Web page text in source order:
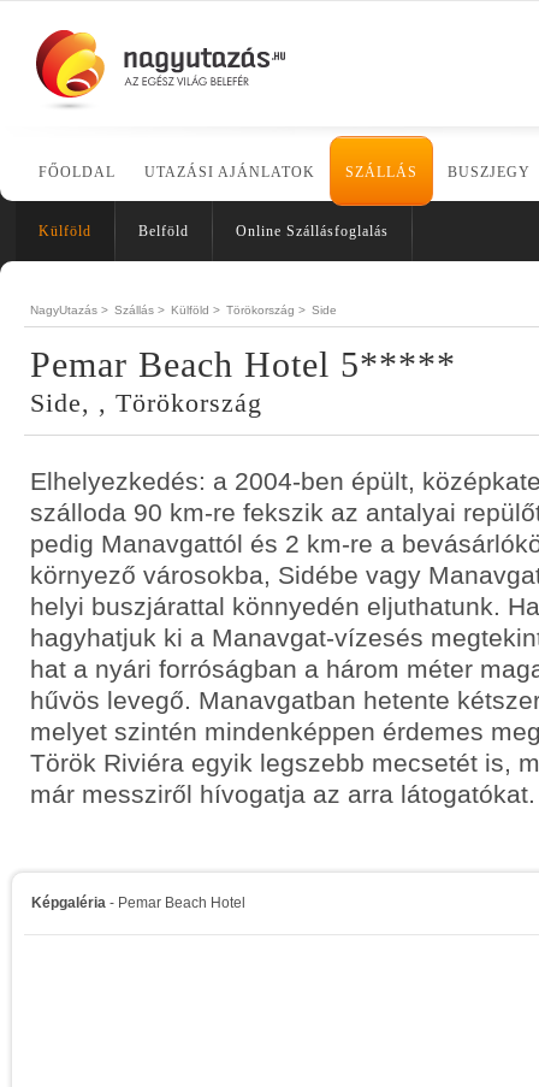
FŐOLDAL UTAZÁSI AJÁNLATOK SZÁLLÁS BUSZJEGY
Külföld Belföld Online Szállásfoglalás
NagyUtazás > Szállás > Külföld > Törökország > Side
Pemar Beach Hotel 5*****
Side, , Törökország
Elhelyezkedés: a 2004-ben épült,
szálloda 90 km-re fekszik az antalyai
pedig Manavgattól és 2 km-re a
környező városokba, Sidébe vagy
helyi buszjárattal könnyedén eljuthatunk.
hagyhatjuk ki a Manavgat-vízesés
hat a nyári forróságban a három méter
hűvös levegő. Manavgatban hetente
melyet szintén mindenképpen érdemes
Török Riviéra egyik legszebb mecsetét is,
már messziről hívogatja az arra látogatókat.
Képgaléria - Pemar Beach Hotel